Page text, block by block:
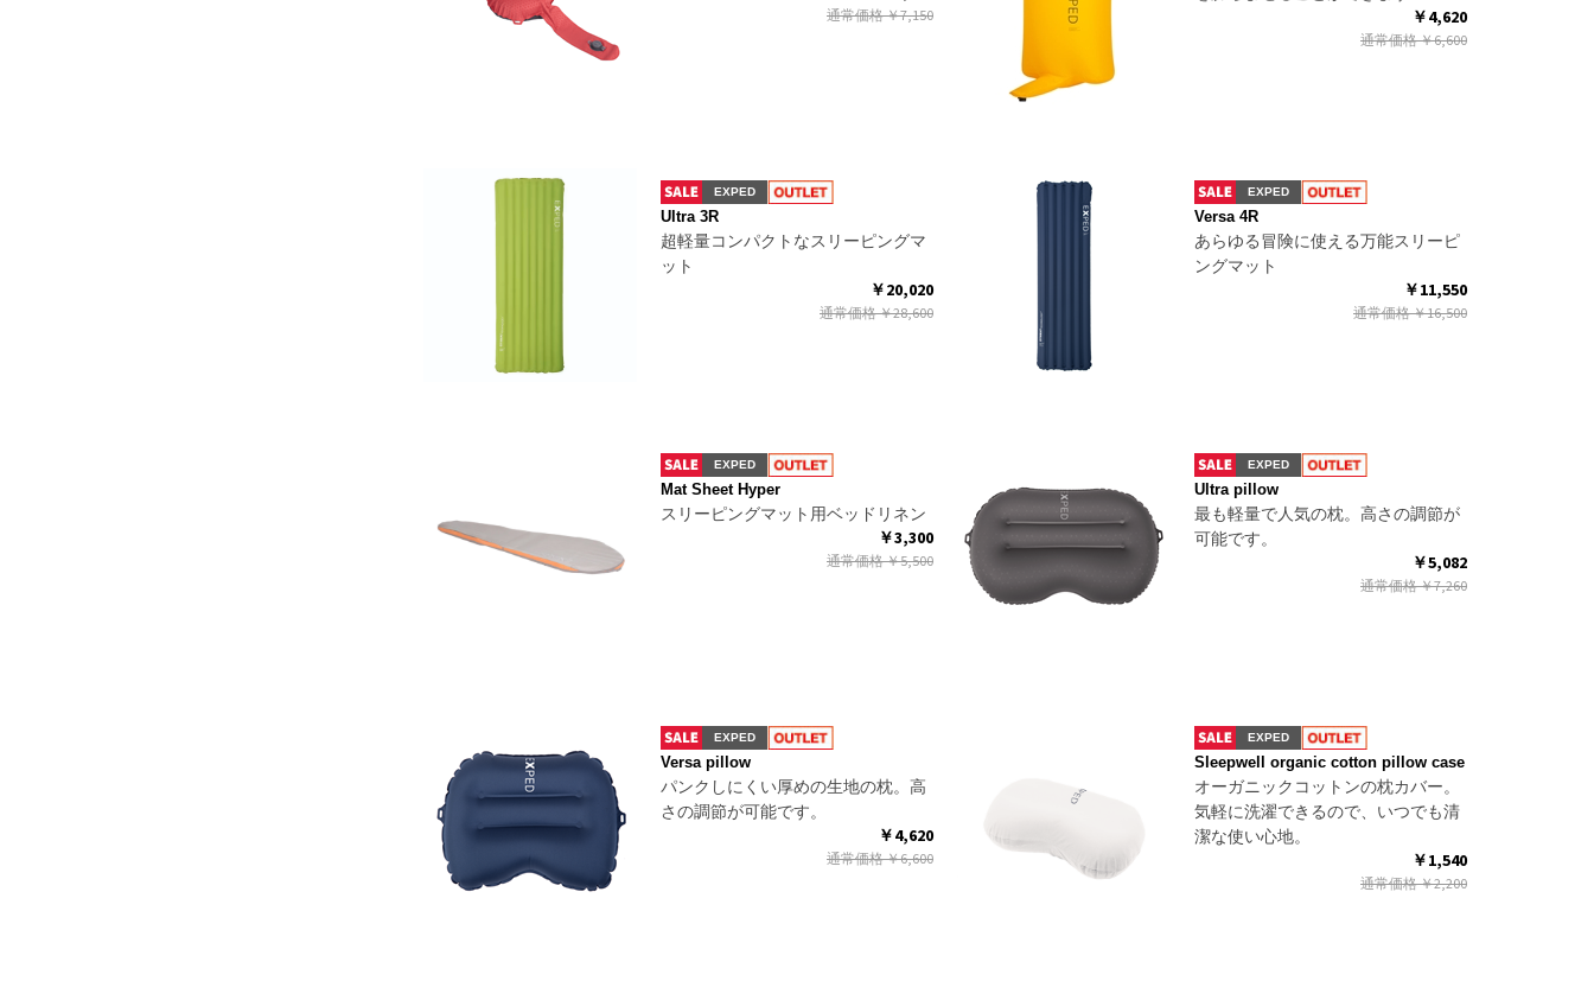
通常価格￥7,150 ￥4,620
通常価格￥6,600
Ultra 3R
超軽量コンパクトなスリーピングマ
ット
EXPED
￥20,020
通常価格￥28,600
Versa 4R
あらゆる冒険に使える万能スリーピ
ングマット
EXPED
￥11,550
通常価格￥16,500
Mat Sheet Hyper
スリーピングマット用ベッドリネン
EXPED
￥3,300
通常価格￥5,500
Ultra pillow
最も軽量で人気の枕。高さの調節が
可能です。
EXPED
￥5,082
通常価格￥7,260
Versa pillow
パンクしにくい厚めの生地の枕。高
さの調節が可能です。
EXPED
￥4,620
通常価格￥6,600
Sleepwell organic cotton pillow case
オーガニックコットンの枕カバー。
気軽に洗濯できるので、いつでも清
潔な使い心地。
EXPED
￥1,540
通常価格￥2,200